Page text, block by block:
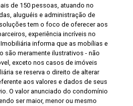
de 150 pessoas, atuando no
aluguéis e administração de
tem o foco de oferecer aos
experiência incríveis no
informa que as mobílias e
são meramente ilustrativos - não
exceto nos casos de imóveis
se reserva o direito de alterar
aos valores e dados de seus
O valor anunciado do condomínio
ser maior, menor ou mesmo